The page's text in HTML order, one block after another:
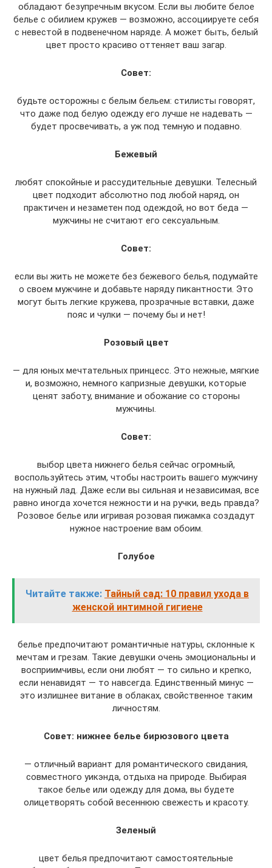
обладают безупречным вкусом. Если вы любите белое
белье с обилием кружев — возможно, ассоциируете себя
с невестой в подвенечном наряде. А может быть, белый
цвет просто красиво оттеняет ваш загар.
Совет:
будьте осторожны с белым бельем: стилисты говорят,
что даже под белую одежду его лучше не надевать —
будет просвечивать, а уж под темную и подавно.
Бежевый
любят спокойные и рассудительные девушки. Телесный
цвет подходит абсолютно под любой наряд, он
практичен и незаметен под одеждой, но вот беда —
мужчины не считают его сексуальным.
Совет:
если вы жить не можете без бежевого белья, подумайте
о своем мужчине и добавьте наряду пикантности. Это
могут быть легкие кружева, прозрачные вставки, даже
пояс и чулки — почему бы и нет!
Розовый цвет
— для юных мечтательных принцесс. Это нежные, мягкие
и, возможно, немного капризные девушки, которые
ценят заботу, внимание и обожание со стороны
мужчины.
Совет:
выбор цвета нижнего белья сейчас огромный,
воспользуйтесь этим, чтобы настроить вашего мужчину
на нужный лад. Даже если вы сильная и независимая, все
равно иногда хочется нежности и на ручки, ведь правда?
Розовое белье или игривая розовая пижамка создадут
нужное настроение вам обоим.
Голубое
Читайте также: Тайный сад: 10 правил ухода в
женской интимной гигиене
белье предпочитают романтичные натуры, склонные к
мечтам и грезам. Такие девушки очень эмоциональны и
восприимчивы, если они любят — то сильно и крепко,
если ненавидят — то навсегда. Единственный минус —
это излишнее витание в облаках, свойственное таким
личностям.
Совет: нижнее белье бирюзового цвета
— отличный вариант для романтического свидания,
совместного уикэнда, отдыха на природе. Выбирая
такое белье или одежду для дома, вы будете
олицетворять собой весеннюю свежесть и красоту.
Зеленый
цвет белья предпочитают самостоятельные